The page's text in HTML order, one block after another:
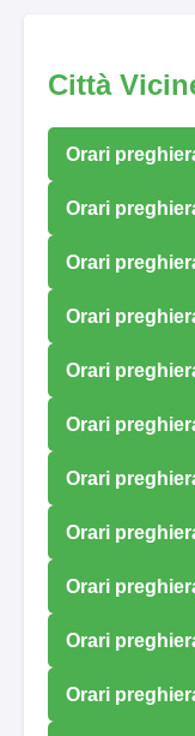
Città
Orari
Orari
Orari
Orari
Orari
Orari
Orari
Orari
Orari
Orari
Orari